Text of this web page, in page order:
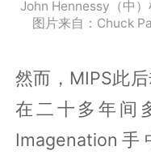
John Hennessy（中
图片来自：Chuck
然而，MIPS此
在二十多年间
Imagenation